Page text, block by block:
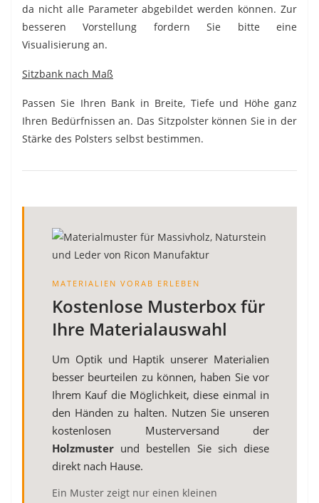
da nicht alle Parameter abgebildet werden können. Zur
besseren Vorstellung fordern Sie bitte eine
Visualisierung an.
Sitzbank nach Maß
Passen Sie Ihren Bank in Breite, Tiefe und Höhe ganz
Ihren Bedürfnissen an. Das Sitzpolster können Sie in der
Stärke des Polsters selbst bestimmen.
MATERIALIEN VORAB ERLEBEN
Kostenlose Musterbox für
Ihre Materialauswahl
Um Optik und Haptik unserer Materialien
besser beurteilen zu können, haben Sie vor
Ihrem Kauf die Möglichkeit, diese einmal in
den Händen zu halten. Nutzen Sie unseren
kostenlosen Musterversand der
Holzmuster und bestellen Sie sich diese
direkt nach Hause.
Ein Muster zeigt nur einen kleinen